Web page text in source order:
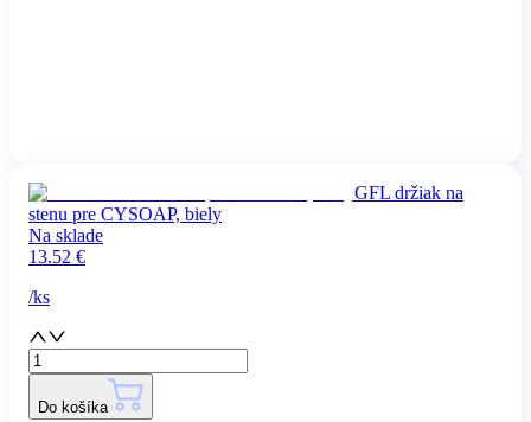
GFL držiak na
stenu pre CYSOAP, biely
Na sklade
13.52 €
/ks
Do košíka